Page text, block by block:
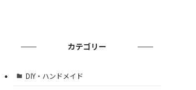
カテゴリー
DIY・ハンドメイド